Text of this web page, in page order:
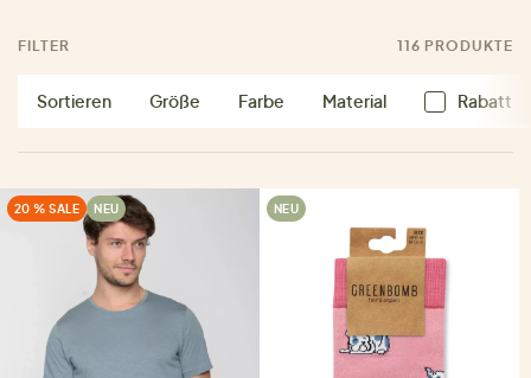
FILTER 116 PRODUKTE
Sortieren Größe Farbe Material Rabatt
20 % SALE NEU NEU